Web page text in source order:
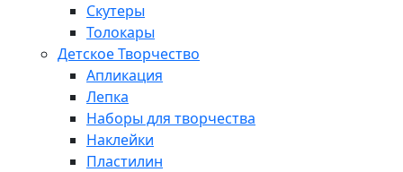
Скутеры
Толокары
Детское Творчество
Апликация
Лепка
Наборы для творчества
Наклейки
Пластилин